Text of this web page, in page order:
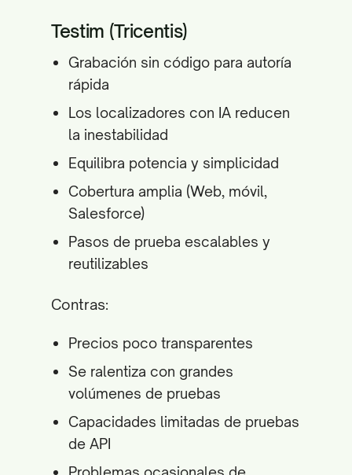
Testim (Tricentis)
Grabación sin código para autoría
rápida
Los localizadores con IA reducen
la inestabilidad
Equilibra potencia y simplicidad
Cobertura amplia (Web, móvil,
Salesforce)
Pasos de prueba escalables y
reutilizables
Contras:
Precios poco transparentes
Se ralentiza con grandes
volúmenes de pruebas
Capacidades limitadas de pruebas
de API